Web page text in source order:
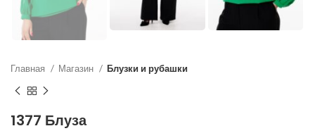
Главная Магазин Блузки и рубашки
1377 Блуза